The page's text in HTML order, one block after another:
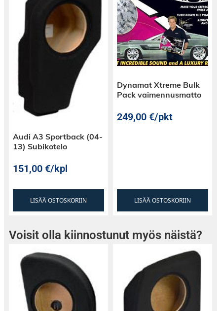
Audi A3 Sportback (04-
13) Subikotelo
151,00€/kpl
LISÄÄ OSTOSKORIIN
Dynamat Xtreme Bulk
Pack vaimennusmatto
249,00€/pkt
LISÄÄ OSTOSKORIIN
Voisit olla kiinnostunut myös näistä?